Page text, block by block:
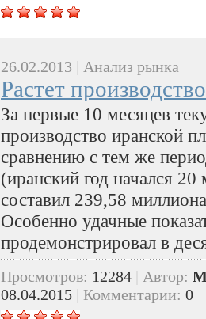
26.02.2013 Анализ рынка
Растет
За первые 10 месяцев
производство иранской
сравнению с тем же
(иранский год начался
составил 239,58
Особенно удачные
продемонстрировал в
Просмотров: 12284 Автор:
08.04.2015
Комментарии: 0